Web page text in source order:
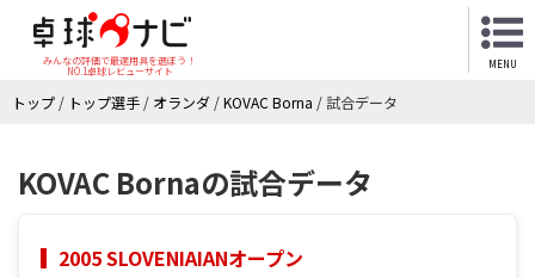
みんなの評価で最適用具を選ぼう！
NO.1卓球レビューサイト
MENU
トップ / トップ選手 / オランダ /KOVAC Borna /試合データ
KOVAC Bornaの試合データ
2005 SLOVENIAIANオープン